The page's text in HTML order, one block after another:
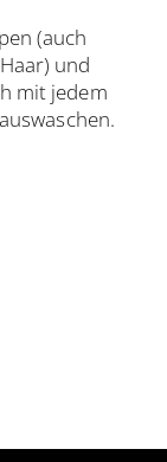
(auch
und
mit jedem